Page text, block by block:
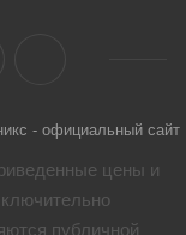
- официальный сайт
цены и
публичной